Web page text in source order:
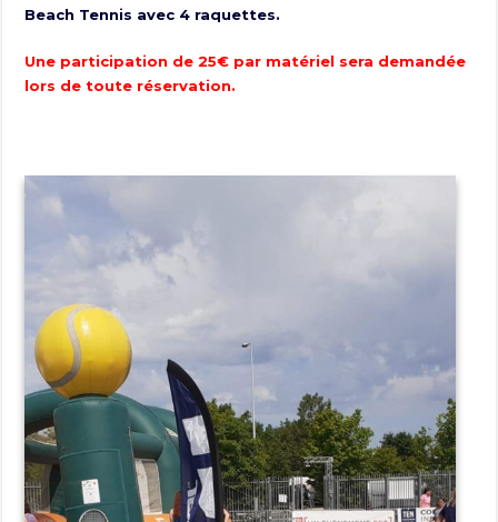
Beach Tennis avec 4 raquettes.
Une participation de 25€ par matériel sera demandée
lors de toute réservation.